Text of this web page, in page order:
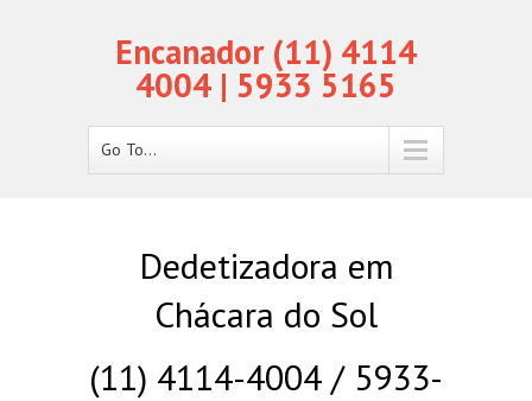
Encanador (11) 4114
4004 | 5933 5165
Go To...
Dedetizadora em
Chácara do Sol
(11) 4114-4004 / 5933-